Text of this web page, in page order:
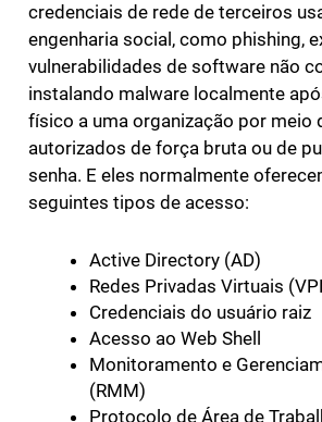
credenciais de rede de terceiros
engenharia social, como phishing,
vulnerabilidades de software não
instalando malware localmente
físico a uma organização por meio
autorizados de força bruta ou de
senha. E eles normalmente
seguintes tipos de acesso:
Active Directory (AD)
Redes Privadas Virtuais
Credenciais do usuário raiz
Acesso ao Web Shell
Monitoramento e
(RMM)
Protocolo de Área de